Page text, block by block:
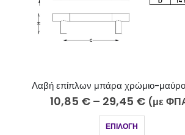
3,00€ 2,85€ (με ΦΠΑ)
ΠΡΟΣΘΉΚΗ ΣΤΟ ΚΑΛΆΘΙ